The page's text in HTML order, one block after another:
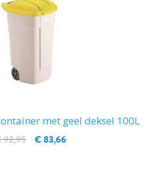
met geel deksel 100L
€ 83,66
92,95